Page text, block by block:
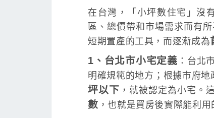
在台灣，「小坪數住宅」沒
區、總價帶和市場需求而有
短期置產的工具，而逐漸成為
1、台北市小宅定義 ：台北
明確規範的地方；根據市府地
坪以下 ，就被認定為小宅。
數 ，也就是買房後實際能利用